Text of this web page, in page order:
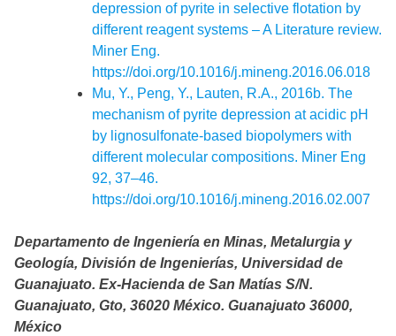
depression of pyrite in selective flotation by
different reagent systems – A Literature review.
Miner Eng.
https://doi.org/10.1016/j.mineng.2016.06.018
Mu, Y., Peng, Y., Lauten, R.A., 2016b. The
mechanism of pyrite depression at acidic pH
by lignosulfonate-based biopolymers with
different molecular compositions. Miner Eng
92, 37–46.
https://doi.org/10.1016/j.mineng.2016.02.007
Departamento de Ingeniería en Minas, Metalurgia y
Geología, División de Ingenierías, Universidad de
Guanajuato. Ex-Hacienda de San Matías S/N.
Guanajuato, Gto, 36020 México. Guanajuato 36000,
México